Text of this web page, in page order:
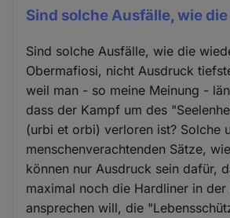
Sind solche Ausfälle, wie die
Sind solche Ausfälle, wie die
Obermafiosi, nicht Ausdruck
weil man - so meine Meinung -
dass der Kampf um des
(urbi et orbi) verloren ist? Solche
menschenverachtenden Sätze,
können nur Ausdruck sein dafür,
maximal noch die Hardliner in der
ansprechen will, die